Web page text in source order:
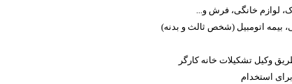
بیمه اتومبیل (شخص ثالث و بدنه)
وکیل تشکیلات خانه کارگر
استخدام